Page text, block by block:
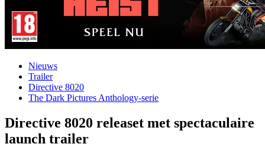
Nieuws
Trailer
Directive 8020
The Dark Pictures Anthology-serie
Directive 8020 releaset met spectaculaire
launch trailer